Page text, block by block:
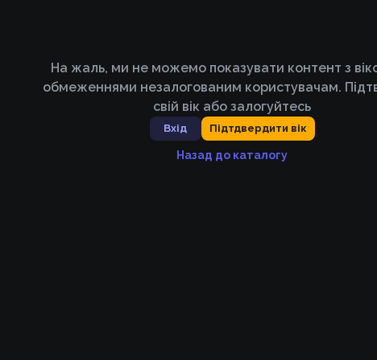
На жаль, ми не можемо показувати контент з
обмеженнями незалогованим користувачам.
свій вік або залогуйтесь
Вхід Підтдвердити вік
Назад до каталогу